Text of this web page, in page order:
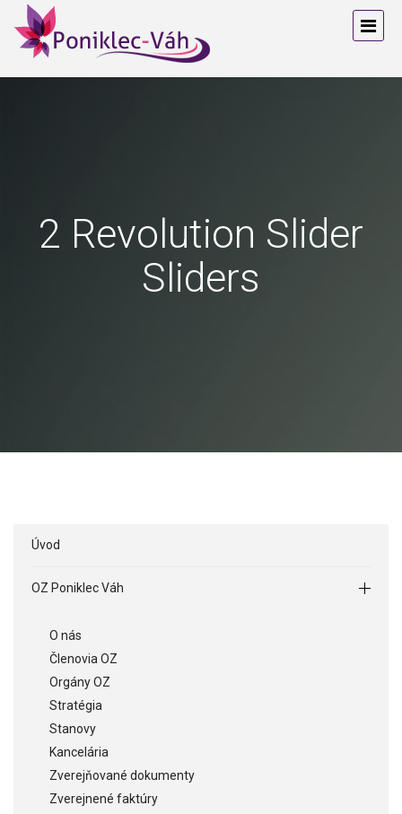
2 Revolution Slider
Sliders
Úvod
OZ Poniklec Váh
O nás
Členovia OZ
Orgány OZ
Stratégia
Stanovy
Kancelária
Zverejňované dokumenty
Zverejnené faktúry